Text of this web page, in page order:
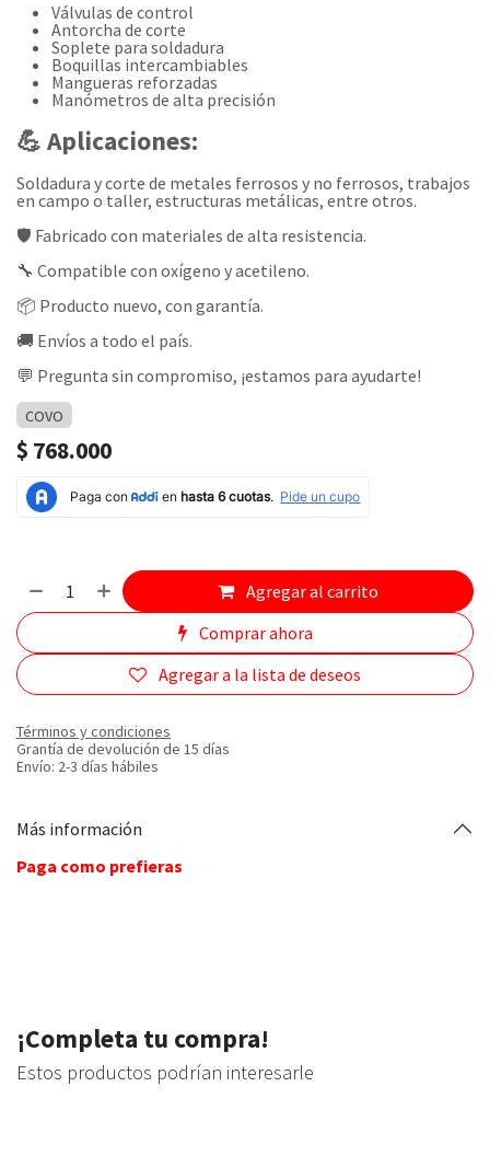
Válvulas de control
Antorcha de corte
Soplete para soldadura
Boquillas intercambiables
Mangueras reforzadas
Manómetros de alta precisión
💪 Aplicaciones:
Soldadura y corte de metales ferrosos y no ferrosos, trabajos
en campo o taller, estructuras metálicas, entre otros.
🛡️ Fabricado con materiales de alta resistencia.
🔧 Compatible con oxígeno y acetileno.
📦 Producto nuevo, con garantía.
🚚 Envíos a todo el país.
💬 Pregunta sin compromiso, ¡estamos para ayudarte!
COVO
$ 768.000
Agregar al carrito
Comprar ahora
Agregar a la lista de deseos
Términos y condiciones
Grantía de devolución de 15 días
Envío: 2-3 días hábiles
Más información
Paga como prefieras
¡Completa tu compra!
Estos productos podrían interesarle